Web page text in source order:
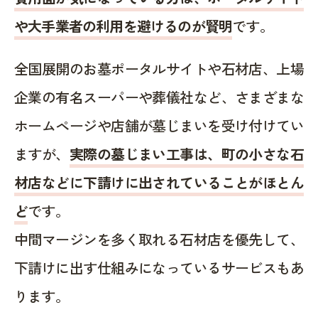
や大手業者の利用を避けるのが賢明です。
全国展開のお墓ポータルサイトや石材店、上場
企業の有名スーパーや葬儀社など、さまざまな
ホームページや店舗が墓じまいを受け付けてい
ますが、 実際の墓じまい工事は、町の小さな石
材店などに下請けに出されていることがほとん
どです。
中間マージンを多く取れる石材店を優先して、
下請けに出す仕組みになっているサービスもあ
ります。